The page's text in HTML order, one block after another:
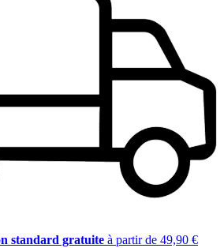
standard gratuite à partir de 49,90 €